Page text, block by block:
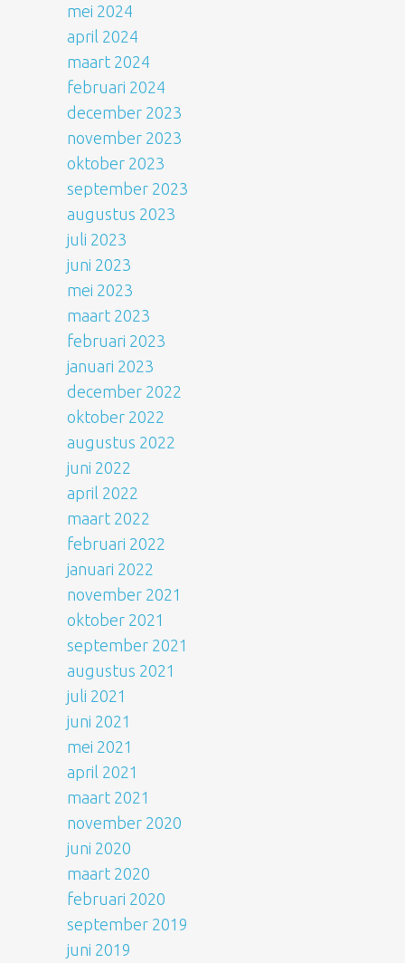
mei 2024
april 2024
maart 2024
februari 2024
december 2023
november 2023
oktober 2023
september 2023
augustus 2023
juli 2023
juni 2023
mei 2023
maart 2023
februari 2023
januari 2023
december 2022
oktober 2022
augustus 2022
juni 2022
april 2022
maart 2022
februari 2022
januari 2022
november 2021
oktober 2021
september 2021
augustus 2021
juli 2021
juni 2021
mei 2021
april 2021
maart 2021
november 2020
juni 2020
maart 2020
februari 2020
september 2019
juni 2019